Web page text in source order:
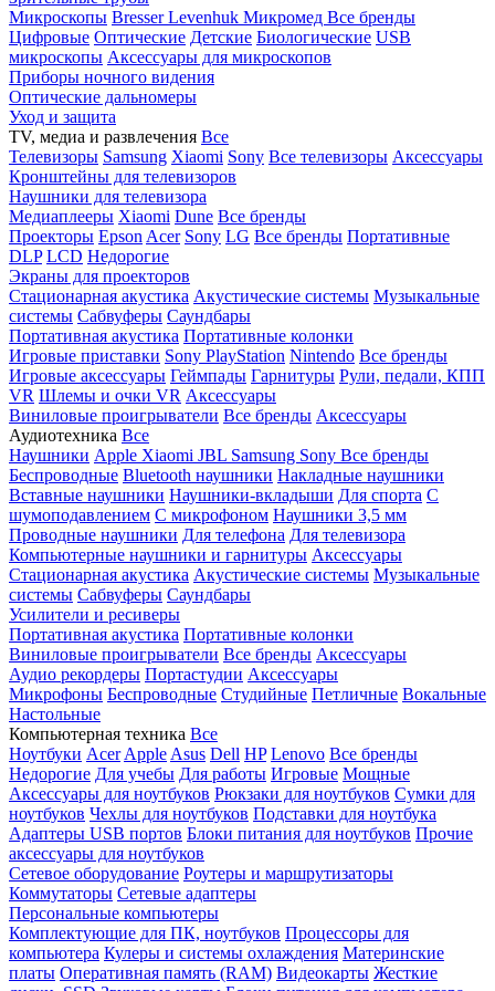
Микроскопы BresserLevenhuk Микромед Все бренды
Цифровые Оптические Детские Биологические USB
микроскопы Аксессуары для микроскопов
Приборы ночного видения
Оптические дальномеры
Уход и защита
TV, медиа и развлечения Все
Телевизоры Samsung Xiaomi Sony Все телевизоры Аксессуары
Кронштейны для телевизоров
Наушники для телевизора
Медиаплееры Xiaomi Dune Все бренды
Проекторы Epson Acer Sony LG Все бренды Портативные
DLP LCD Недорогие
Экраны для проекторов
Стационарная акустика Акустические системы Музыкальные
системы Сабвуферы Саундбары
Портативная акустика Портативные колонки
Игровые приставки Sony PlayStation Nintendo Все бренды
Игровые аксессуары Геймпады Гарнитуры Рули, педали, КПП
VR Шлемы и очки VR Аксессуары
Виниловые проигрыватели Все бренды Аксессуары
Аудиотехника Все
Наушники Apple Xiaomi JBL Samsung Sony Все бренды
Беспроводные Bluetooth наушники Накладные наушники
Вставные наушники Наушники-вкладыши Для спорта С
шумоподавлением С микрофоном Наушники 3,5 мм
Проводные наушники Для телефона Для телевизора
Компьютерные наушники и гарнитуры Аксессуары
Стационарная акустика Акустические системы Музыкальные
системы Сабвуферы Саундбары
Усилители и ресиверы
Портативная акустика Портативные колонки
Виниловые проигрыватели Все бренды Аксессуары
Аудио рекордеры Портастудии Аксессуары
Микрофоны Беспроводные Студийные Петличные Вокальные
Настольные
Компьютерная техника Все
Ноутбуки Acer Apple Asus Dell HP Lenovo Все бренды
Недорогие Для учебы Для работы Игровые Мощные
Аксессуары для ноутбуков Рюкзаки для ноутбуков Сумки для
ноутбуков Чехлы для ноутбуков Подставки для ноутбука
Адаптеры USB портов Блоки питания для ноутбуков Прочие
аксессуары для ноутбуков
Сетевое оборудование Роутеры и маршрутизаторы
Коммутаторы Сетевые адаптеры
Персональные компьютеры
Комплектующие для ПК, ноутбуков Процессоры для
компьютера Кулеры и системы охлаждения Материнские
платы Оперативная память (RAM) Видеокарты Жесткие